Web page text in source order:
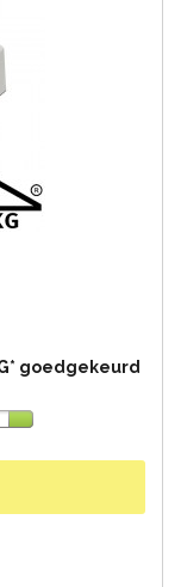
goedgekeurd